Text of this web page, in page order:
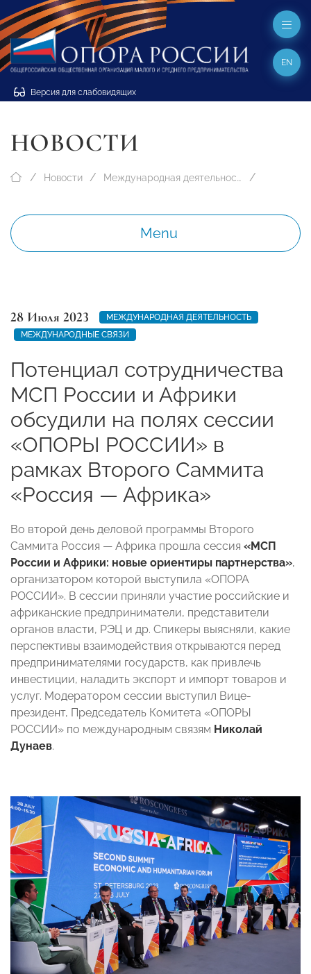
Версия для слабовидящих
EN
НОВОСТИ
Новости Международная деятельность
Menu
28 Июля 2023
МЕЖДУНАРОДНАЯ ДЕЯТЕЛЬНОСТЬ
МЕЖДУНАРОДНЫЕ СВЯЗИ
Потенциал сотрудничества
МСП России и Африки
обсудили на полях сессии
«ОПОРЫ РОССИИ» в
рамках Второго Саммита
«Россия — Африка»
Во второй день деловой программы Второго
Саммита Россия — Африка прошла сессия «МСП
России и Африки: новые ориентиры партнерства»,
организатором которой выступила «ОПОРА
РОССИИ». В сессии приняли участие российские и
африканские предприниматели, представители
органов власти, РЭЦ и др. Спикеры выясняли, какие
перспективы взаимодействия открываются перед
предпринимателями государств, как привлечь
инвестиции, наладить экспорт и импорт товаров и
услуг. Модератором сессии выступил Вице-
президент, Председатель Комитета «ОПОРЫ
РОССИИ» по международным связям Николай
Дунаев.